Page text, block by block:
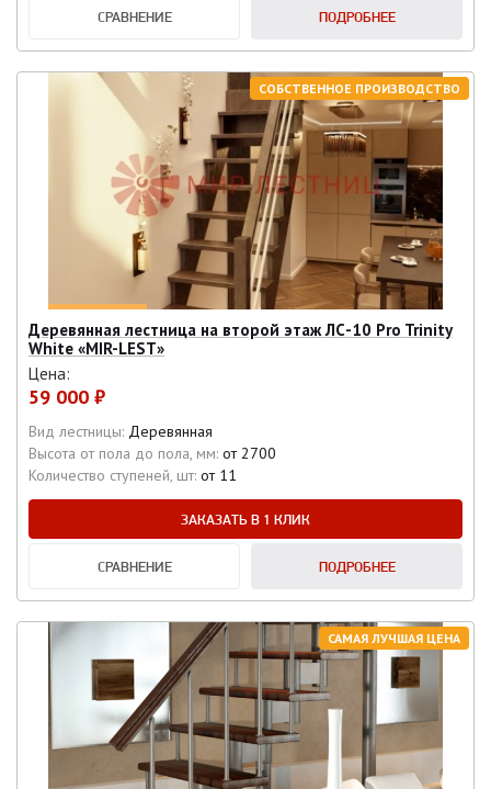
СРАВНЕНИЕ ПОДРОБНЕЕ
СОБСТВЕННОЕ ПРОИЗВОДСТВО
Деревянная лестница на второй этаж ЛС-10 Pro Trinity
White «MIR-LEST»
Цена:
59 000 ₽
Вид лестницы: Деревянная
Высота от пола до пола, мм: от 2700
Количество ступеней, шт: от 11
ЗАКАЗАТЬ В 1 КЛИК
СРАВНЕНИЕ ПОДРОБНЕЕ
САМАЯ ЛУЧШАЯ ЦЕНА